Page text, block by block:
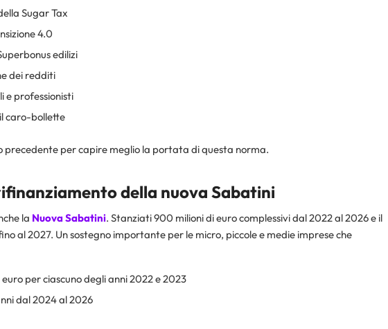
Sugar Tax
4.0
edilizi
dei redditi
e professionisti
caro-bollette
precedente per capire meglio la portata di questa norma.
della nuova Sabatini
la NuovaSabatini. Stanziati 900 milioni di euro complessivi dal 2022 al 2026 e il
al 2027. Un sostegno importante per le micro, piccole e medie imprese che
per ciascuno degli anni 2022 e 2023
dal 2024 al 2026